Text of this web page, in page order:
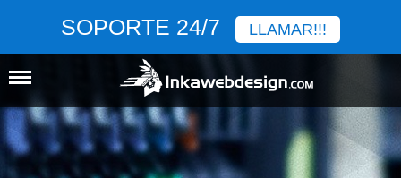
SOPORTE 24/7 LLAMAR!!!